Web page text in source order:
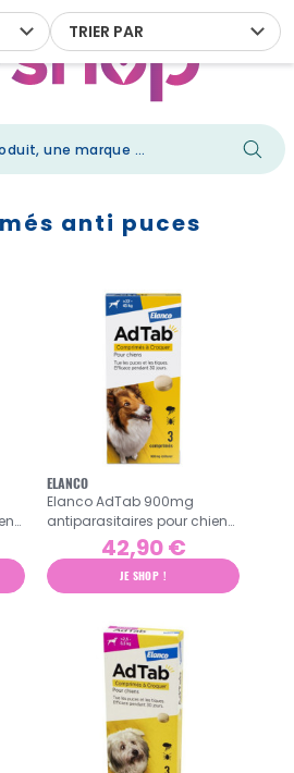
TRIER PAR
anti puces
ELANCO
Elanco AdTab 900mg
antiparasitaires pour chien
+22 à 45kg 3 comprimés
42,90 €
JE SHOP !